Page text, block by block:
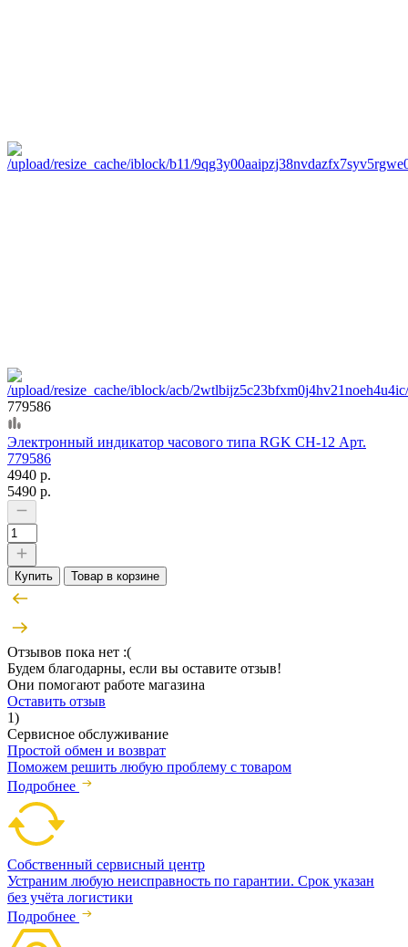
779586
Электронный индикатор часового типа RGK CH-12 Арт.
779586
4940 р.
5490 р.
Купить Товар в корзине
Отзывов пока нет :(
Будем благодарны, если вы оставите отзыв!
Они помогают работе магазина
Оставить отзыв
1)
Сервисное обслуживание
Простой обмен и возврат
Поможем решить любую проблему с товаром
Подробнее
Собственный сервисный центр
Устраним любую неисправность по гарантии. Срок указан
без учёта логистики
Подробнее